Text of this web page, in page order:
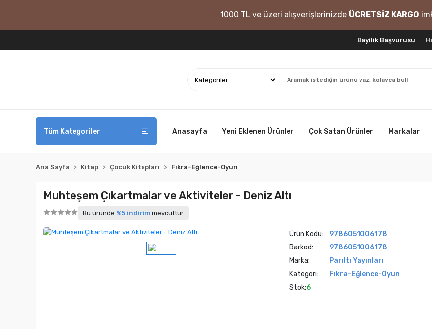
1000 TL ve üzeri alışverişlerinizde ÜCRETSİZ KARGO
Bayilik Başvurusu
Tüm Kategoriler Anasayfa Yeni Eklenen Ürünler Çok Satan Ürünler Markalar
Ana Sayfa Kitap Çocuk Kitapları Fıkra-Eğlence-Oyun
Muhteşem Çıkartmalar ve Aktiviteler - Deniz Altı
Bu üründe %5 indirim mevcuttur
Ürün Kodu:
9786051006178
Barkod:
9786051006178
Marka:
Parıltı Yayınları
Kategori:
Fıkra-Eğlence-Oyun
Stok:6